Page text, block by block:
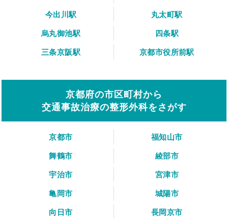
今出川駅
丸太町駅
烏丸御池駅
四条駅
三条京阪駅
京都市役所前駅
京都府の市区町村から
交通事故治療の整形外科をさがす
京都市
福知山市
舞鶴市
綾部市
宇治市
宮津市
亀岡市
城陽市
向日市
長岡京市